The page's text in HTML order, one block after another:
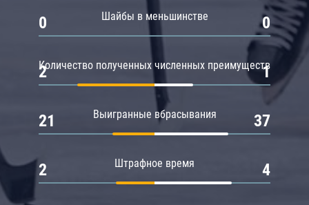
Шайбы в меньшинстве
0 0
Количество полученных численных преимуществ
2 1
Выигранные вбрасывания
21 37
Штрафное время
2 4